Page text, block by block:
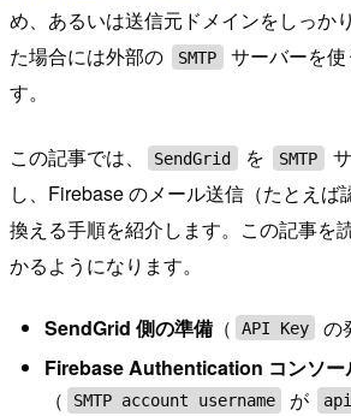
め、あるいは送信元ドメインをしっか
た場合には外部の
SMTP
サーバーを
す。
この記事では、 SendGrid を SMTP
し、Firebase のメール送信（たとえば
換える手順を紹介します。この記事を
かるようになります。
SendGrid 側の準備（ API Key
の
Firebase Authentication コンソー
（
SMTP account username が